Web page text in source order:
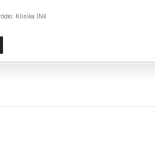
Klinika IN4